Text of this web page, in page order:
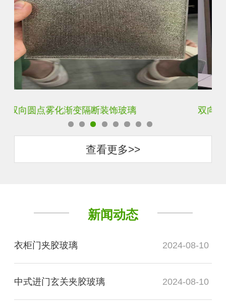
双向单向磨砂渐变玻璃
查看更多>>
新闻动态
衣柜门夹胶玻璃 2024-08-10
中式进门玄关夹胶玻璃 2024-08-10